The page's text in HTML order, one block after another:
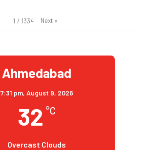
1 / 1334 Next »
Ahmedabad
7:31 pm, August 9, 2026
32 °C
Overcast Clouds